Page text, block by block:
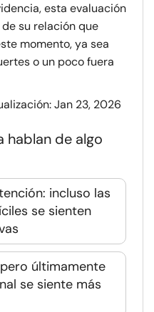
esta evaluación
su relación que
momento, ya sea
o un poco fuera
Jan 23, 2026
hablan de algo
incluso las
se sienten
últimamente
se siente más